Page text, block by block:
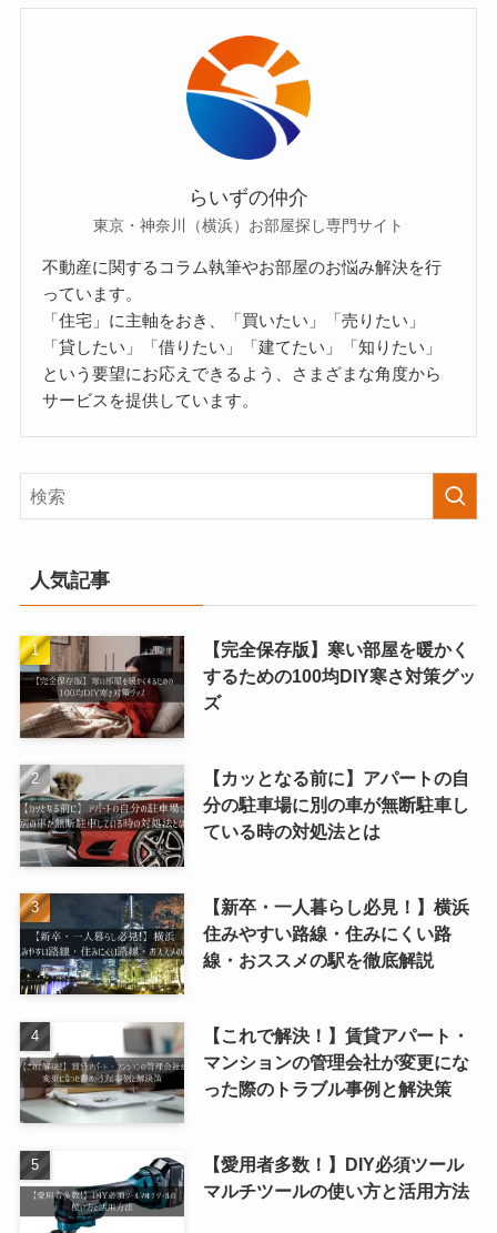
らいずの仲介
東京・神奈川（横浜）お部屋探し専門サイト
不動産に関するコラム執筆やお部屋のお悩み解決を行
っています。
「住宅」に主軸をおき、「買いたい」「売りたい」
「貸したい」「借りたい」「建てたい」「知りたい」
という要望にお応えできるよう、さまざまな角度から
サービスを提供しています。
人気記事
【完全保存版】寒い部屋を暖かく
するための100均DIY寒さ対策グッ
ズ
【カッとなる前に】アパートの自
分の駐車場に別の車が無断駐車し
ている時の対処法とは
【新卒・一人暮らし必見！】横浜
住みやすい路線・住みにくい路
線・おススメの駅を徹底解説
【これで解決！】賃貸アパート・
マンションの管理会社が変更にな
った際のトラブル事例と解決策
【愛用者多数！】DIY必須ツール
マルチツールの使い方と活用方法